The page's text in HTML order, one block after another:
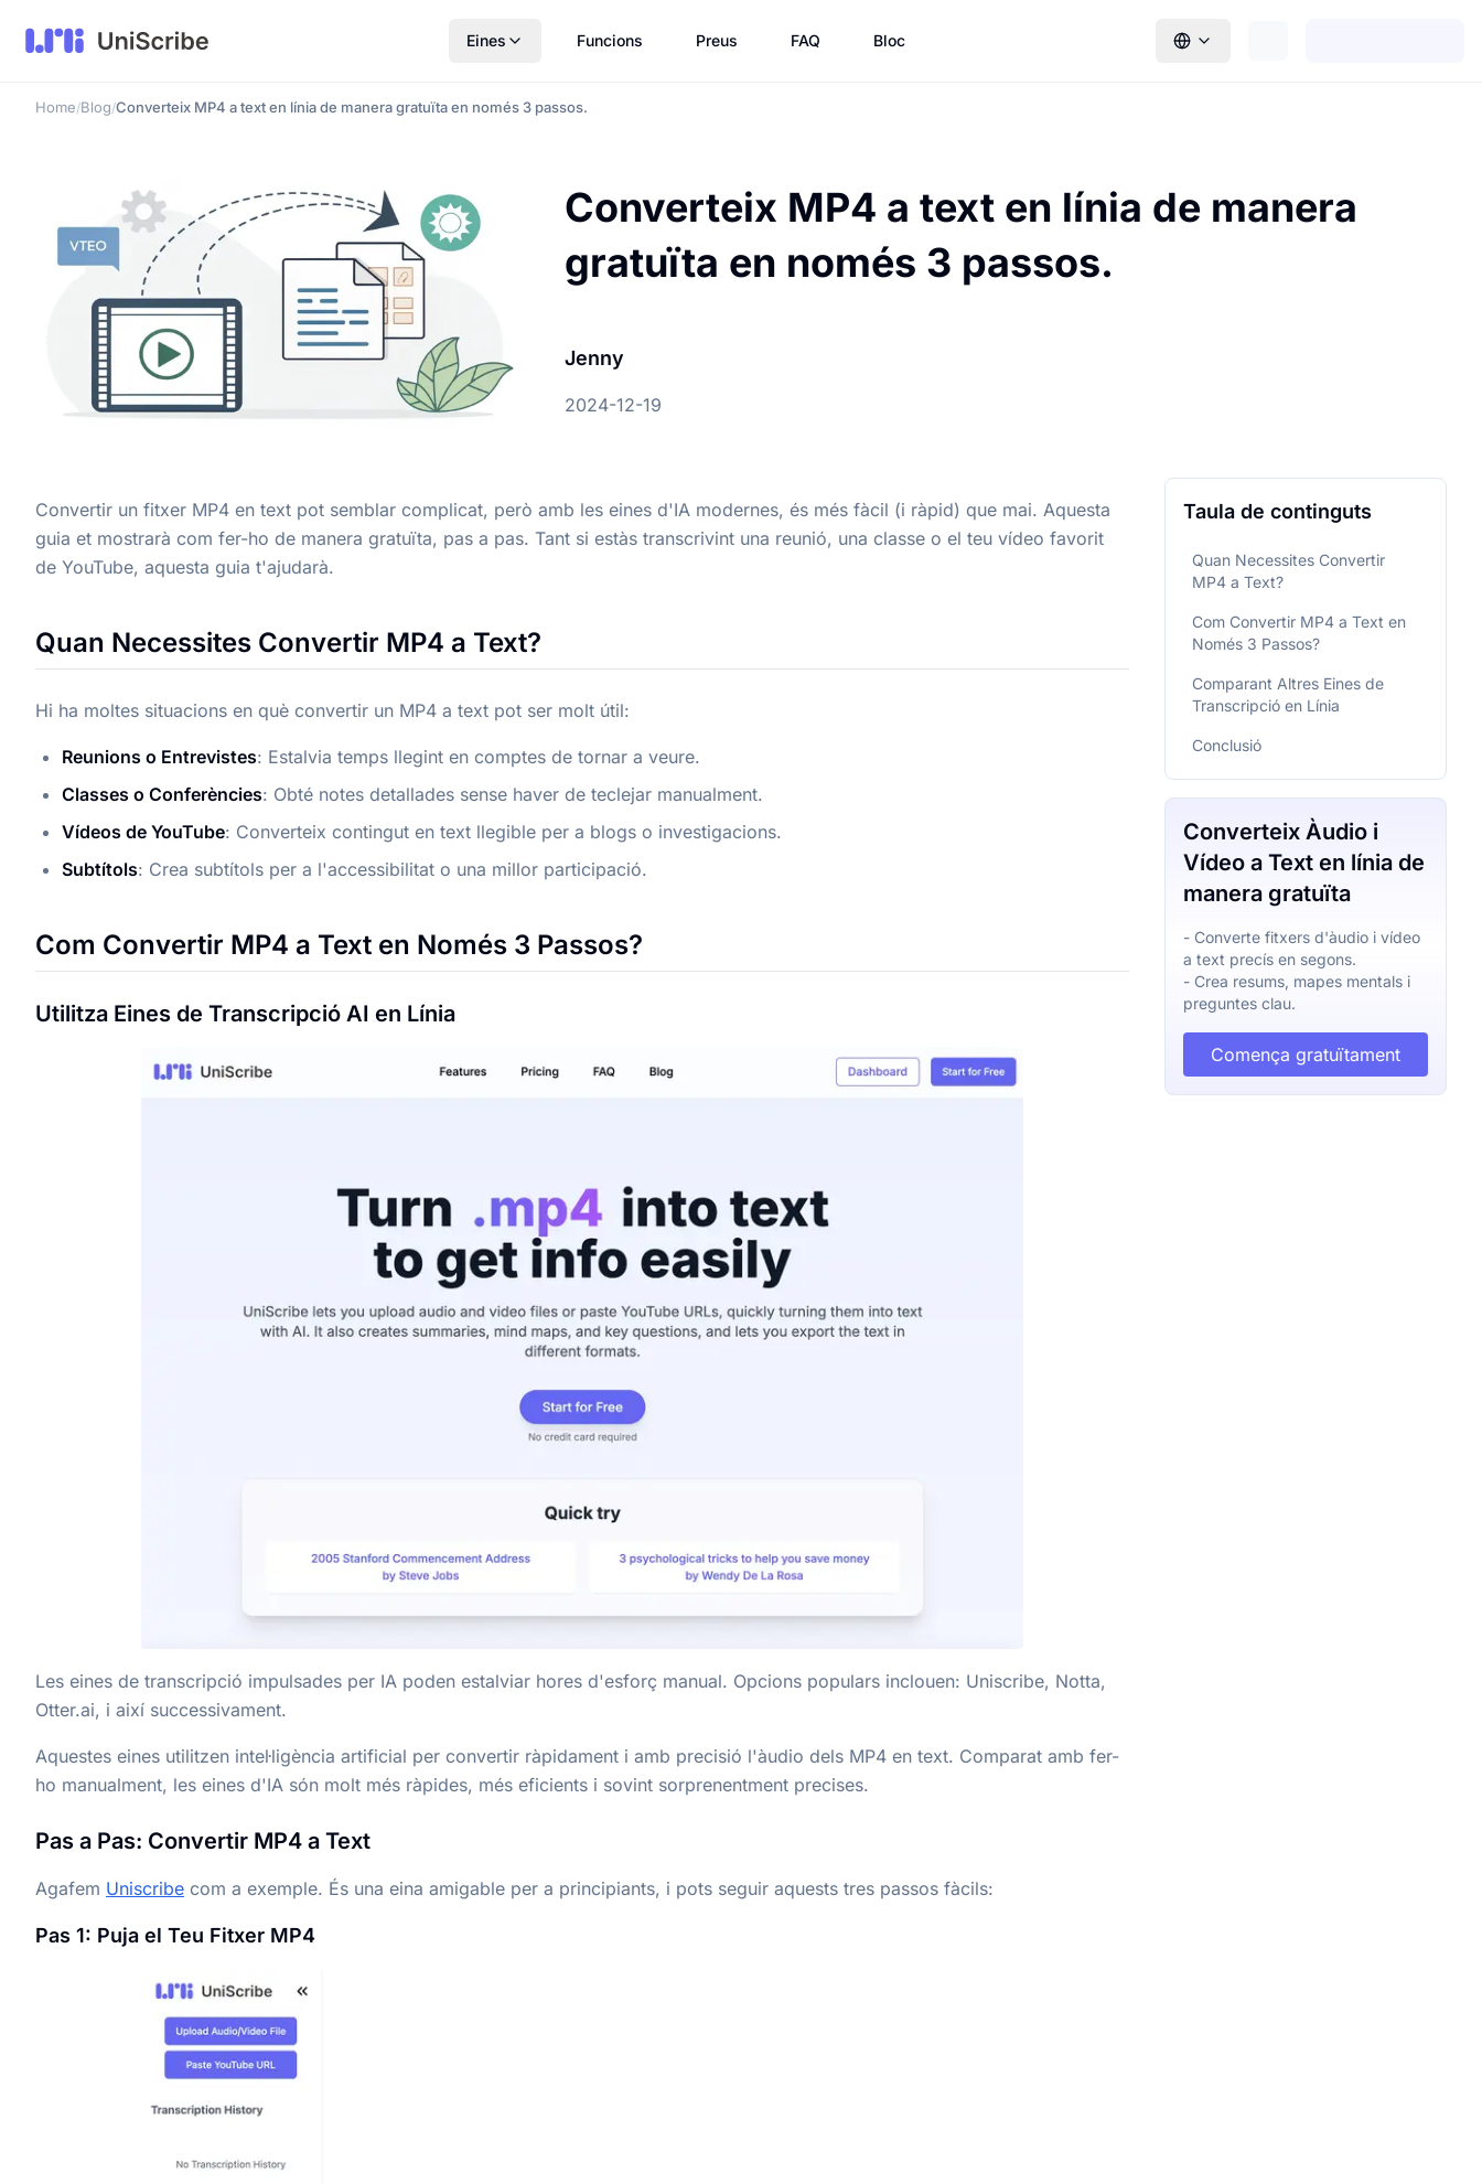
Eines Funcions Preus FAQ Bloc
Home/Blog/Converteix MP4 a text en línia de manera gratuïta en només 3 passos.
Converteix MP4 a text en línia de manera
gratuïta en només 3 passos.
Jenny
2024-12-19
Convertir un fitxer MP4 en text pot semblar complicat, però amb les eines d'IA modernes, és més fàcil (i ràpid) que mai. Aquesta
guia et mostrarà com fer-ho de manera gratuïta, pas a pas. Tant si estàs transcrivint una reunió, una classe o el teu vídeo favorit
de YouTube, aquesta guia t'ajudarà.
Quan Necessites Convertir MP4 a Text?
Hi ha moltes situacions en què convertir un MP4 a text pot ser molt útil:
Reunions o Entrevistes: Estalvia temps llegint en comptes de tornar a veure.
Classes o Conferències: Obté notes detallades sense haver de teclejar manualment.
Vídeos de YouTube: Converteix contingut en text llegible per a blogs o investigacions.
Subtítols: Crea subtítols per a l'accessibilitat o una millor participació.
Com Convertir MP4 a Text en Només 3 Passos?
Utilitza Eines de Transcripció AI en Línia
Les eines de transcripció impulsades per IA poden estalviar hores d'esforç manual. Opcions populars inclouen: Uniscribe, Notta,
Otter.ai, i així successivament.
Aquestes eines utilitzen intel·ligència artificial per convertir ràpidament i amb precisió l'àudio dels MP4 en text. Comparat amb fer-
ho manualment, les eines d'IA són molt més ràpides, més eficients i sovint sorprenentment precises.
Pas a Pas: Convertir MP4 a Text
Agafem Uniscribe com a exemple. És una eina amigable per a principiants, i pots seguir aquests tres passos fàcils:
Pas 1: Puja el Teu Fitxer MP4
Taula de continguts
Quan Necessites Convertir
MP4 a Text?
Com Convertir MP4 a Text en
Només 3 Passos?
Comparant Altres Eines de
Transcripció en Línia
Conclusió
Converteix Àudio i
Vídeo a Text en línia de
manera gratuïta
- Converte fitxers d'àudio i vídeo
a text precís en segons.
- Crea resums, mapes mentals i
preguntes clau.
Comença gratuïtament